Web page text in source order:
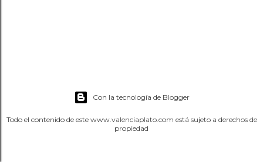
Con la tecnología de Blogger
Todo el contenido de este www.valenciaplato.com está sujeto a derechos de
propiedad